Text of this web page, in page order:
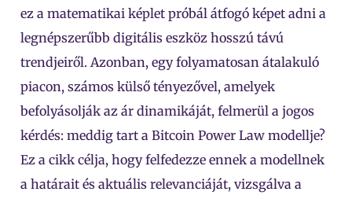
ez a matematikai képlet próbál átfogó képet adni a
legnépszerűbb digitális eszköz hosszú távú
trendjeiről. Azonban, egy folyamatosan átalakuló
piacon, számos külső tényezővel, amelyek
befolyásolják az ár dinamikáját, felmerül a jogos
kérdés: meddig tart a Bitcoin Power Law modellje?
Ez a cikk célja, hogy felfedezze ennek a modellnek
a határait és aktuális relevanciáját, vizsgálva a